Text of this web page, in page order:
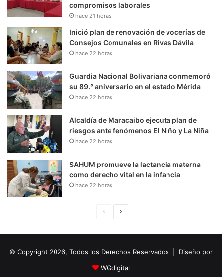
compromisos laborales
hace 21 horas
Inició plan de renovación de vocerías de
Consejos Comunales en Rivas Dávila
hace 22 horas
Guardia Nacional Bolivariana conmemoró
su 89.° aniversario en el estado Mérida
hace 22 horas
Alcaldía de Maracaibo ejecuta plan de
riesgos ante fenómenos El Niño y La Niña
hace 22 horas
SAHUM promueve la lactancia materna
como derecho vital en la infancia
hace 22 horas
i
n
u
i
© Copyright 2026, Todos los Derechos Reservados | Diseño por
WGdigital